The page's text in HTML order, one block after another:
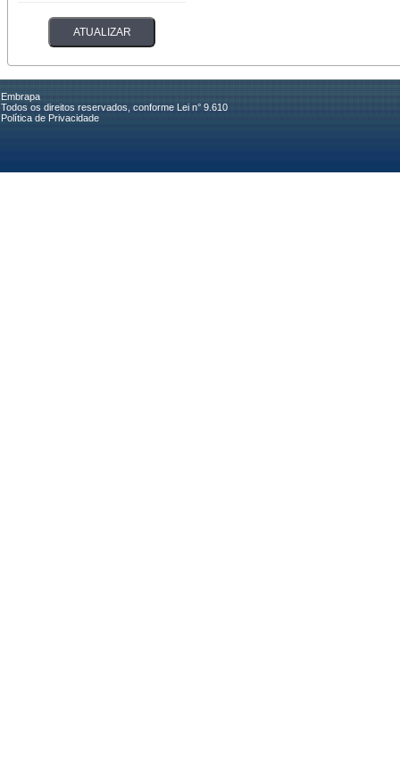
Embrapa
Todos os direitos reservados, conforme Lei n° 9.610
Política de Privacidade